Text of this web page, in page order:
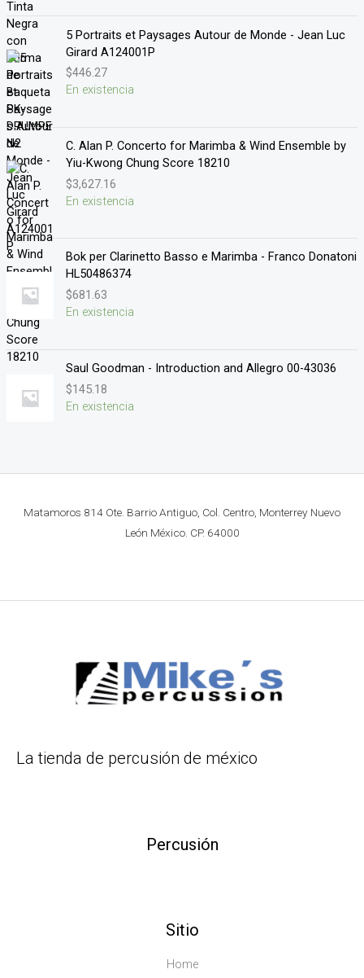
5 Portraits et Paysages Autour de Monde - Jean Luc
Girard A124001P
$446.27
En existencia
C. Alan P. Concerto for Marimba & Wind Ensemble by
Yiu-Kwong Chung Score 18210
$3,627.16
En existencia
Bok per Clarinetto Basso e Marimba - Franco Donatoni
HL50486374
$681.63
En existencia
Saul Goodman - Introduction and Allegro 00-43036
$145.18
En existencia
Matamoros 814 Ote. Barrio Antiguo, Col. Centro, Monterrey Nuevo
León México. CP. 64000
La tienda de percusión de méxico
Percusión
Sitio
Home